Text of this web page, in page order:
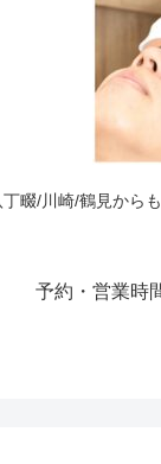
畷/川崎/鶴見から
予約・営業時